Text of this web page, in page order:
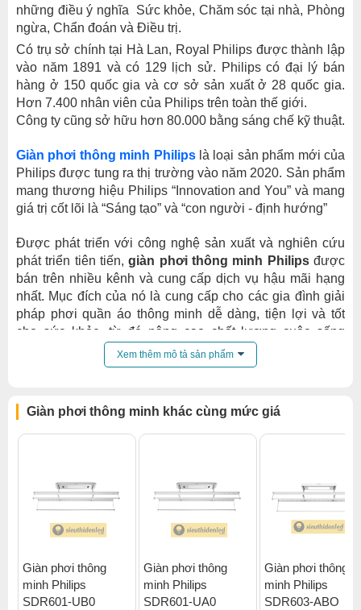
những điều ý nghĩa Sức khỏe, Chăm sóc tại nhà, Phòng
ngừa, Chẩn đoán và Điều trị.
Có trụ sở chính tại Hà Lan, Royal Philips được thành lập
vào năm 1891 và có 129 lịch sử. Philips có đại lý bán
hàng ở 150 quốc gia và cơ sở sản xuất ở 28 quốc gia.
Hơn 7.400 nhân viên của Philips trên toàn thế giới.
Công ty cũng sở hữu hơn 80.000 bằng sáng chế kỹ thuật.
Giàn phơi thông minh Philipslà loại sản phẩm mới của
Philips được tung ra thị trường vào năm 2020. Sản phẩm
mang thương hiệu Philips “Innovation and You” và mang
giá trị cốt lõi là “Sáng tạo” và “con người - định hướng”
Được phát triển với công nghệ sản xuất và nghiên cứu
phát triển tiên tiến,giàn phơi thông minh Philipsđược
bán trên nhiều kênh và cung cấp dịch vụ hậu mãi hạng
nhất. Mục đích của nó là cung cấp cho các gia đình giải
pháp phơi quần áo thông minh dễ dàng, tiện lợi và tốt
cho sức khỏe, từ đó nâng cao chất lượng cuộc sống
Bằng cách sử dụng không gian hợp lý, các thanh chia
tầng của
nhận đủ ánh nắng mặt trời cho mọi bộ quần áo của bạn.
hết.
Xem thêm mô tả sản phẩm
Giàn phơi thông minh khác cùng mức giá
Giàn phơi thông
minh Philips
SDR601-UB0
Giàn phơi thông
minh Philips
SDR601-UA0
Giàn phơi thông
minh Philips
SDR603-ABO